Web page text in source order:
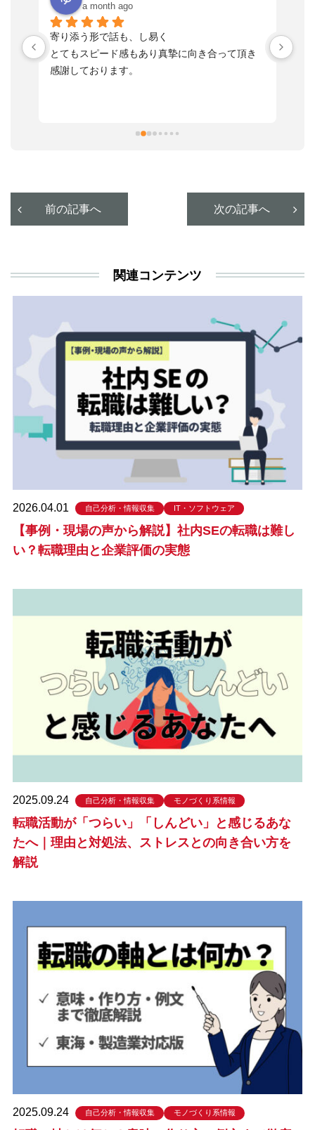
a month ago
寄り添う形で話も、し易く
とてもスピード感もあり真摯に向き合って頂き
感謝しております。
前の記事へ 次の記事へ
関連コンテンツ
2026.04.01 自己分析・情報収集 IT・ソフトウェア
【事例・現場の声から解説】社内SEの転職は難し
い？転職理由と企業評価の実態
2025.09.24 自己分析・情報収集 モノづくり系情報
転職活動が「つらい」「しんどい」と感じるあな
たへ｜理由と対処法、ストレスとの向き合い方を
解説
2025.09.24 自己分析・情報収集 モノづくり系情報